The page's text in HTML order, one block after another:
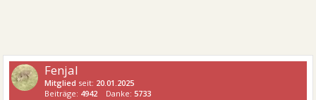
Fenjal
Mitglied seit: 20.01.2025
Beiträge: 4942 Danke:5733